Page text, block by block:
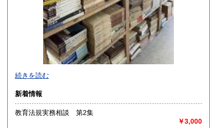
-
沿線名：-
最寄駅：-
営業時間：-
定休日：-
続きを読む
新着情報
教育法規実務相談 第2集
￥3,000